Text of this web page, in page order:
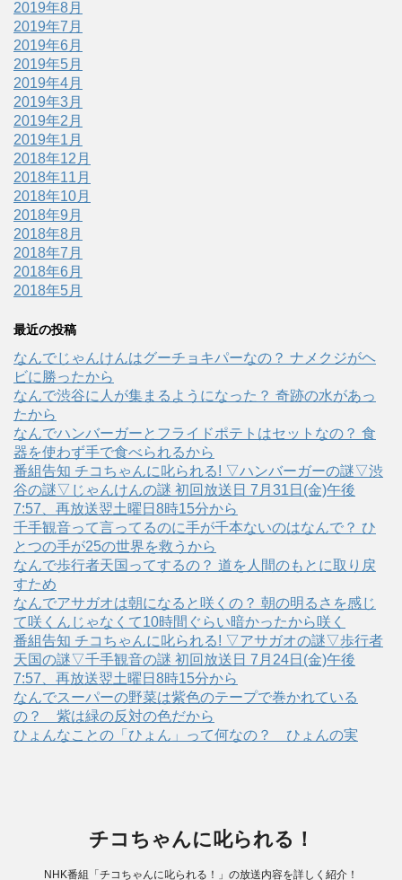
2019年8月
2019年7月
2019年6月
2019年5月
2019年4月
2019年3月
2019年2月
2019年1月
2018年12月
2018年11月
2018年10月
2018年9月
2018年8月
2018年7月
2018年6月
2018年5月
最近の投稿
なんでじゃんけんはグーチョキパーなの？ ナメクジがヘ
ビに勝ったから
なんで渋谷に人が集まるようになった？ 奇跡の水があっ
たから
なんでハンバーガーとフライドポテトはセットなの？ 食
器を使わず手で食べられるから
番組告知 チコちゃんに叱られる! ▽ハンバーガーの謎▽渋
谷の謎▽じゃんけんの謎 初回放送日 7月31日(金)午後
7:57、再放送翌土曜日8時15分から
千手観音って言ってるのに手が千本ないのはなんで？ ひ
とつの手が25の世界を救うから
なんで歩行者天国ってするの？ 道を人間のもとに取り戻
すため
なんでアサガオは朝になると咲くの？ 朝の明るさを感じ
て咲くんじゃなくて10時間ぐらい暗かったから咲く
番組告知 チコちゃんに叱られる! ▽アサガオの謎▽歩行者
天国の謎▽千手観音の謎 初回放送日 7月24日(金)午後
7:57、再放送翌土曜日8時15分から
なんでスーパーの野菜は紫色のテープで巻かれている
の？ 紫は緑の反対の色だから
ひょんなことの「ひょん」って何なの？ ひょんの実
チコちゃんに叱られる！
NHK番組「チコちゃんに叱られる！」の放送内容を詳しく紹介！